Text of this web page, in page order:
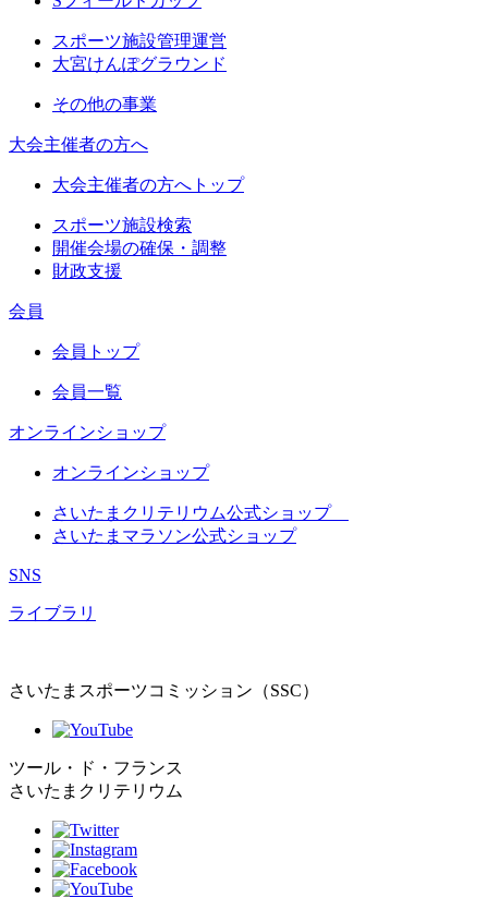
スポーツ施設管理運営
大宮けんぽグラウンド
その他の事業
大会主催者の方へ
大会主催者の方へトップ
スポーツ施設検索
開催会場の確保・調整
財政支援
会員
会員トップ
会員一覧
オンラインショップ
オンラインショップ
さいたまクリテリウム公式ショップ
さいたまマラソン公式ショップ
SNS
ライブラリ
さいたまスポーツコミッション（SSC）
ツール・ド・フランス
さいたまクリテリウム